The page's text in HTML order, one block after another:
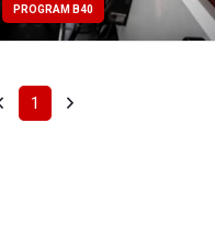
PROGRAM B40
1